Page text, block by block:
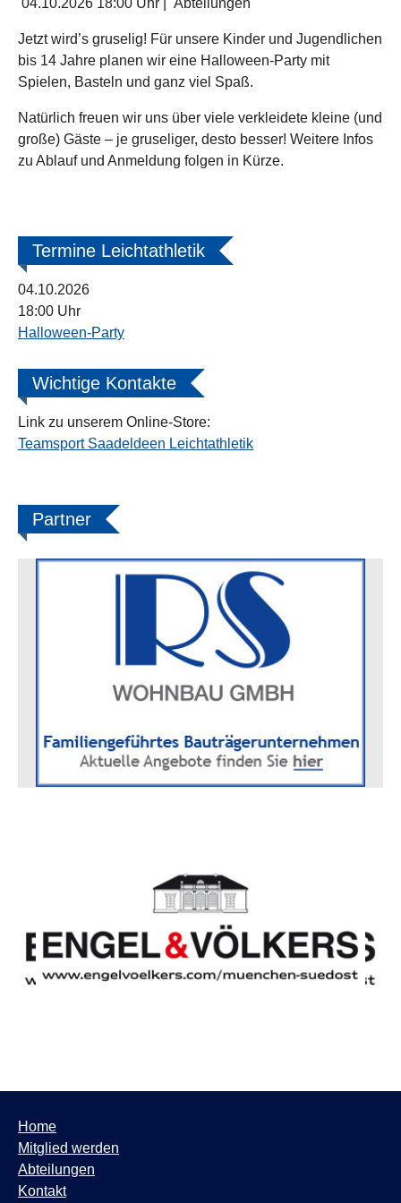
04.10.2026 18:00 Uhr Abteilungen
Jetzt wird’s gruselig! Für unsere Kinder und Jugendlichen
bis 14 Jahre planen wir eine Halloween-Party mit
Spielen, Basteln und ganz viel Spaß.
Natürlich freuen wir uns über viele verkleidete kleine (und
große) Gäste – je gruseliger, desto besser! Weitere Infos
zu Ablauf und Anmeldung folgen in Kürze.
Termine Leichtathletik
04.10.2026
18:00 Uhr
Halloween-Party
Wichtige Kontakte
Link zu unserem Online-Store:
Teamsport Saadeldeen Leichtathletik
Partner
Home
Mitglied werden
Abteilungen
Kontakt